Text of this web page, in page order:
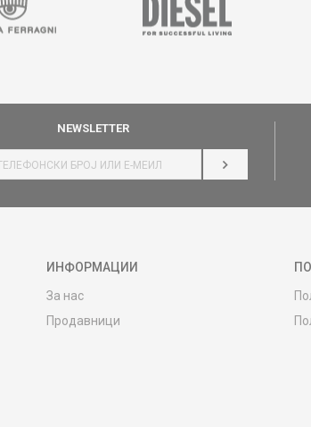
NEWSLETTER
НАЈАВИ СЕ
ИНФОРМАЦИИ
За нас
Продавници